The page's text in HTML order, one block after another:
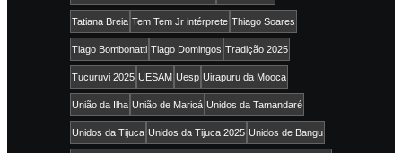
Tatiana Breia Tem Tem Jr intérprete Thiago Soares
Tiago Bombonatti Tiago Domingos Tradição 2025
Tucuruvi 2025 UESAM Uesp Uirapuru da Mooca
União da Ilha União de Maricá Unidos da Tamandaré
Unidos da Tijuca Unidos da Tijuca 2025 Unidos de Bangu